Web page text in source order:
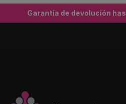
Garantía de devolución